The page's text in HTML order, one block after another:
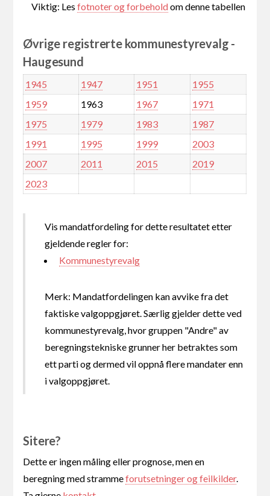
Viktig: Lesfotnoter og forbeholdom denne tabellen
Øvrige registrerte kommunestyrevalg -
Haugesund
1945 1947 1951
1955
1959
1963 1967
1971
1975
1979 1983
1987
1991
1995 1999
2003
2007
2011 2015
2019
2023
Vis mandatfordeling for dette resultatet etter
gjeldende regler for:
Kommunestyrevalg
Merk: Mandatfordelingen kan avvike fra det
faktiske valgoppgjøret. Særlig gjelder dette ved
kommunestyrevalg, hvor gruppen "Andre" av
beregningstekniske grunner her betraktes som
ett parti og dermed vil oppnå flere mandater enn
i valgoppgjøret.
Sitere?
Dette er ingen måling eller prognose, men en
beregning med strammeforutsetninger og feilkilder.